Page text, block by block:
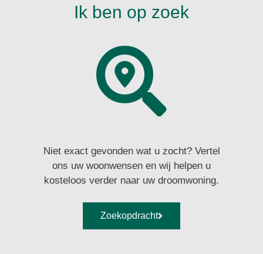
Ik ben op zoek
Niet exact gevonden wat u zocht? Vertel
ons uw woonwensen en wij helpen u
kosteloos verder naar uw droomwoning.
Zoekopdracht